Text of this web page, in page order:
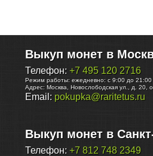
Выкуп монет в
Телефон: +7 495 120 2716
Режим работы: ежедневно: с 9:00 до 21:00
Адрес: Москва Новослободская ул., д. 20,
Email: pokupka@raritetus.ru
Выкуп монет в
Телефон: +7 812 748 2349